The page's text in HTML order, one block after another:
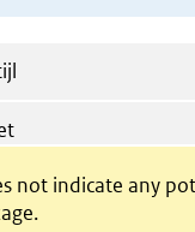
not indicate any